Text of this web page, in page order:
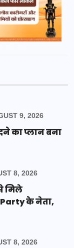
9, 2026
का प्लान बना
8, 2026
मिले
के नेता,
8, 2026